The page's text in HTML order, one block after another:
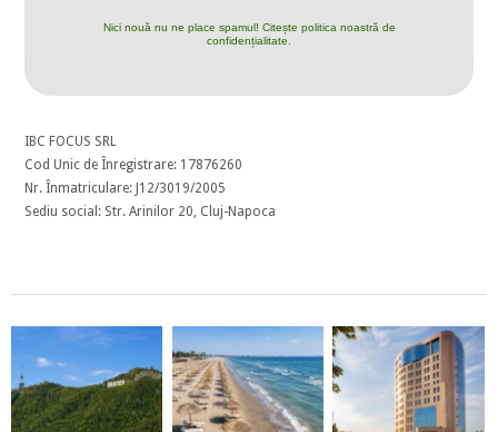
Nici nouă nu ne place spamul! Citește politica noastră de
confidențialitate.
IBC FOCUS SRL
Cod Unic de Înregistrare: 17876260
Nr. Înmatriculare: J12/3019/2005
Sediu social: Str. Arinilor 20, Cluj-Napoca